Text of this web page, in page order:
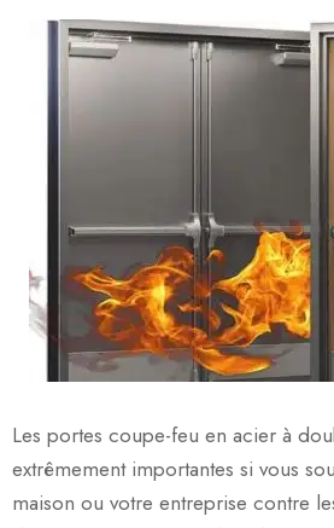
Les portes coupe-feu en acier à
extrêmement importantes si vous
maison ou votre entreprise contre